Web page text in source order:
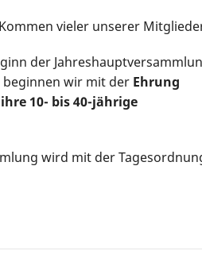
vieler unserer
der
wir mit der Ehrung
10- bis 40-jährige
wird mit der